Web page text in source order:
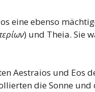
eine ebenso
) und Theia. Sie
Aestraios und Eos
die Sonne und